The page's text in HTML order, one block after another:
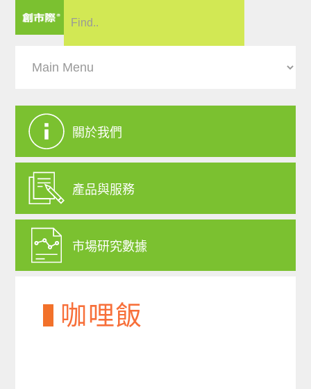
關於我們
產品與服務
市場研究數據
咖哩飯